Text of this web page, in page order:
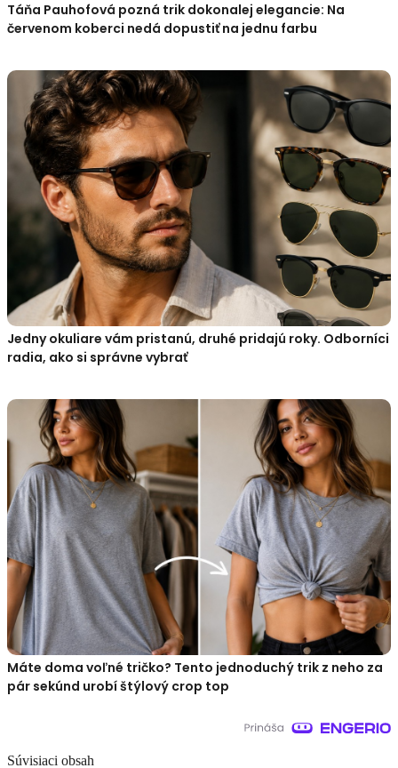
Táňa Pauhofová pozná trik dokonalej elegancie: Na
červenom koberci nedá dopustiť na jednu farbu
Jedny okuliare vám pristanú, druhé pridajú roky. Odborníci
radia, ako si správne vybrať
Máte doma voľné tričko? Tento jednoduchý trik z neho za
pár sekúnd urobí štýlový crop top
Súvisiaci obsah